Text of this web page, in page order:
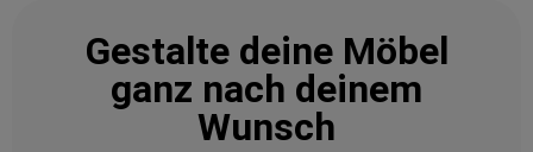
Gestalte deine Möbel
ganz nach deinem
Wunsch